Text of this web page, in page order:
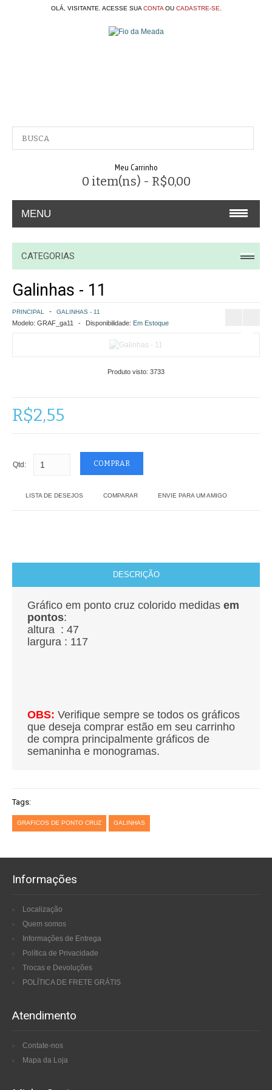
OLÁ, VISITANTE. ACESSE SUA CONTAOU CADASTRE-SE
Meu Carrinho
0 item(ns) - R$0,00
MENU
A EMPRESA
CONTATO
COMO COMPRAR
POLÍTICA DE FRETE GRÁTIS
CONTATO
CATEGORIAS
Galinhas - 11
PRINCIPAL GALINHAS - 11
Modelo: GRAF_ga11 Disponibilidade: Em Estoque
Produto visto: 3733
R$2,55
Qtd:
LISTA DE DESEJOS COMPARAR ENVIE PARA UM AMIGO
DESCRIÇÃO
Gráfico em ponto cruz colorido medidas em
pontos:
altura : 47
largura : 117
OBS: Verifique sempre se todos os gráficos
que deseja comprar estão em seu carrinho
de compra principalmente gráficos de
semaninha e monogramas.
Tags:
GRAFICOS DE PONTO CRUZ GALINHAS
Informações
Localização
Quem somos
Informações de Entrega
Política de Privacidade
Trocas e Devoluções
POLÍTICA DE FRETE GRÁTIS
Atendimento
Contate-nos
Mapa da Loja